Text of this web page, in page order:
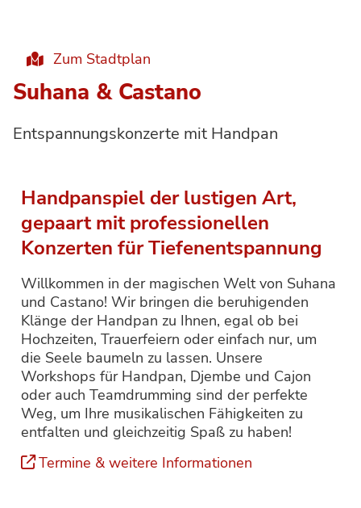
Suhana & Castano
Zum Stadtplan
Entspannungskonzerte mit Handpan
Handpanspiel der lustigen Art,
gepaart mit professionellen
Konzerten für Tiefenentspannung
Willkommen in der magischen Welt von Suhana
und Castano! Wir bringen die beruhigenden
Klänge der Handpan zu Ihnen, egal ob bei
Hochzeiten, Trauerfeiern oder einfach nur, um
die Seele baumeln zu lassen. Unsere
Workshops für Handpan, Djembe und Cajon
oder auch Teamdrumming sind der perfekte
Weg, um Ihre musikalischen Fähigkeiten zu
entfalten und gleichzeitig Spaß zu haben!
Termine & weitere Informationen